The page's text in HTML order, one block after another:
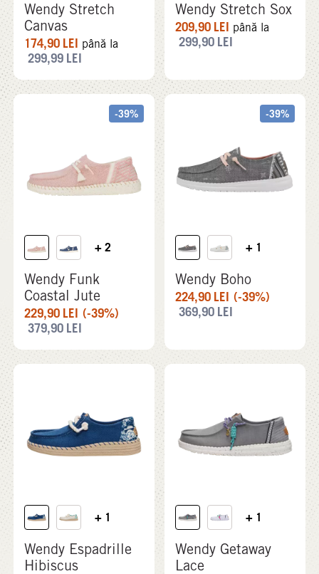
Wendy Stretch
Canvas
174,90 LEI până la
299,99 LEI
Wendy Stretch Sox
209,90 LEI până la
299,90 LEI
-39%
+ 2
Wendy Funk
Coastal Jute
229,90 LEI (-39%)
379,90 LEI
-39%
+ 1
Wendy Boho
224,90 LEI (-39%)
369,90 LEI
+ 1
Wendy Espadrille
Hibiscus
+ 1
Wendy Getaway
Lace